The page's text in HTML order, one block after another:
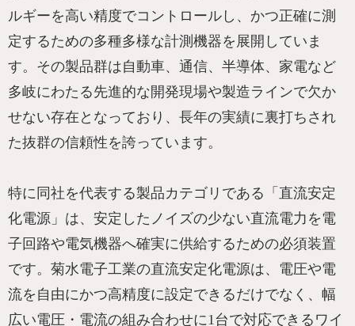
ルギーを高い精度でコントロールし、かつ正確に測
定するための多種多様な計測機器を展開していま
す。その製品群は自動車、通信、半導体、家電など
多岐にわたる先進的な開発現場や製造ラインで欠か
せない存在となっており、長年の実績に裏打ちされ
た抜群の信頼性を誇っています。
特に同社を代表する製品カテゴリである「直流安定
化電源」は、安定したノイズの少ない直流電力を電
子回路や電気機器へ確実に供給するための必須装置
です。菊水電子工業の直流安定化電源は、電圧や電
流を自由にかつ高精度に設定できるだけでなく、幅
広い電圧・電流の組み合わせに1台で対応できるワイ